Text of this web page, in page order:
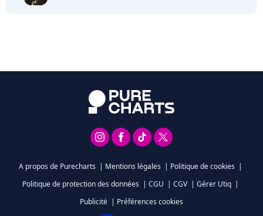
A propos de Purecharts | Mentions légales | Politique de cookies |
Politique de protection des données | CGU | CGV | Gérer Utiq |
Publicité | Préférences cookies